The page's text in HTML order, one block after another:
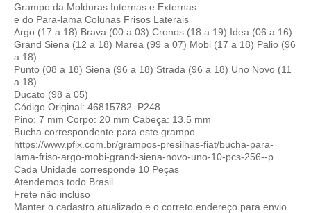
Grampo da Molduras Internas e Externas
e do Para-lama Colunas Frisos Laterais
Argo (17 a 18) Brava (00 a 03) Cronos (18 a 19) Idea (06 a 16)
Grand Siena (12 a 18) Marea (99 a 07) Mobi (17 a 18) Palio (96
a 18)
Punto (08 a 18) Siena (96 a 18) Strada (96 a 18) Uno Novo (11
a 18)
Ducato (98 a 05)
Código Original: 46815782 P248
Pino: 7 mm Corpo: 20 mm Cabeça: 13.5 mm
Bucha correspondente para este grampo
https://www.pfix.com.br/grampos-presilhas-fiat/bucha-para-
lama-friso-argo-mobi-grand-siena-novo-uno-10-pcs-256--p
Cada Unidade corresponde 10 Peças
Atendemos todo Brasil
Frete não incluso
Manter o cadastro atualizado e o correto endereço para envio